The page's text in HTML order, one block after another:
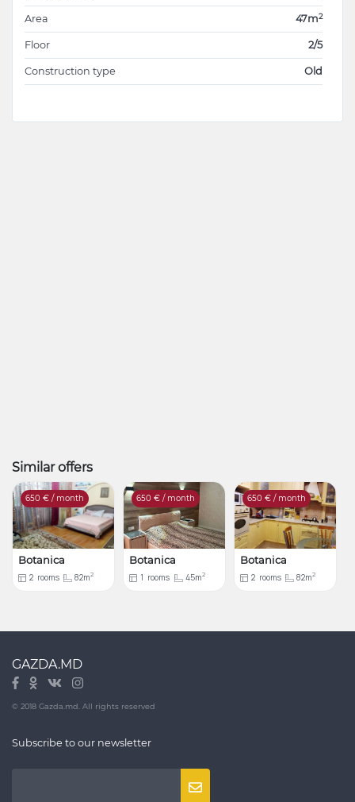
Area 47m2
Floor 2/5
Construction type Old
Similar offers
650 € / month
Botanica
2 rooms 82m2
650 € / month
Botanica
1 rooms 45m2
650 € / month
Botanica
2 rooms 82m2
GAZDA.MD
© 2018 Gazda.md. All rights reserved
Subscribe to our newsletter